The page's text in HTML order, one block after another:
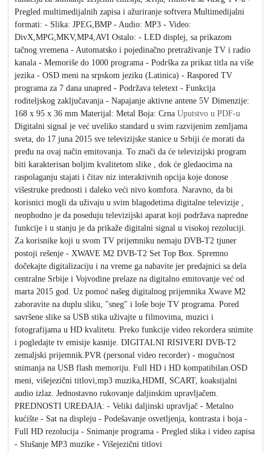
Pregled multimedijalnih zapisa i ažuriranje softvera Multimedijalni
formati: - Slika: JPEG,BMP - Audio: MP3 - Video:
DivX,MPG,MKV,MP4,AVI Ostalo: - LED displej, sa prikazom
tačnog vremena - Automatsko i pojedinačno pretraživanje TV i radio
kanala - Memoriše do 1000 programa - Podrška za prikaz titla na više
jezika - OSD meni na srpskom jeziku (Latinica) - Raspored TV
programa za 7 dana unapred - Podržava teletext - Funkcija
roditeljskog zaključavanja - Napajanje aktivne antene 5V Dimenzije:
168 x 95 x 36 mm Materijal: Metal Boja: CrnaUputstvo u PDF-u
Digitalni signal je već uveliko standard u svim razvijenim zemljama
sveta, do 17 juna 2015 sve televizijske stanice u Srbiji će morati da
pređu na ovaj način emitovanja. To znači da će televizijski program
biti karakterisan boljim kvalitetom slike , dok će gledaocima na
raspolaganju stajati i čitav niz interaktivnih opcija koje donose
višestruke prednosti i daleko veći nivo komfora. Naravno, da bi
korisnici mogli da uživaju u svim blagodetima digitalne televizije ,
neophodno je da poseduju televizijski aparat koji podržava napredne
funkcije i u stanju je da prikaže digitalni signal u visokoj rezoluciji.
Za korisnike koji u svom TV prijemniku nemaju DVB-T2 tjuner
postoji rešenje - XWAVE M2 DVB-T2 Set Top Box. Spremno
dočekajte digitalizaciju i na vreme ga nabavite jer predajnici sa dela
centralne Srbije i Vojvodine prelaze na digitalno emitovanje već od
marta 2015 god. Uz pomoć našeg digitalnog prijemnika Xwave M2
zaboravite na duplu sliku, "sneg" i loše boje TV programa. Pored
savršene slike sa USB stika uživajte u filmovima, muzici i
fotografijama u HD kvalitetu. Preko funkcije video rekordera snimite
i pogledajte tv emisije kasnije. DIGITALNI RISIVERI DVB-T2
zemaljski prijemnik.PVR (personal video recorder) - mogućnost
snimanja na USB flash memoriju. Full HD i HD kompatibilan.OSD
meni, višejezični titlovi,mp3 muzika,HDMI, SCART, koaksijalni
audio izlaz. Jednostavno rukovanje daljinskim upravljačem.
PREDNOSTI UREĐAJA: - Veliki daljinski upravljač - Metalno
kućište - Sat na displeju - Podešavanje osvetljenja, kontrasta i boja -
Full HD rezolucija - Snimanje programa - Pregled slika i video zapisa
- Slušanje MP3 muzike - Višejezični titlovi